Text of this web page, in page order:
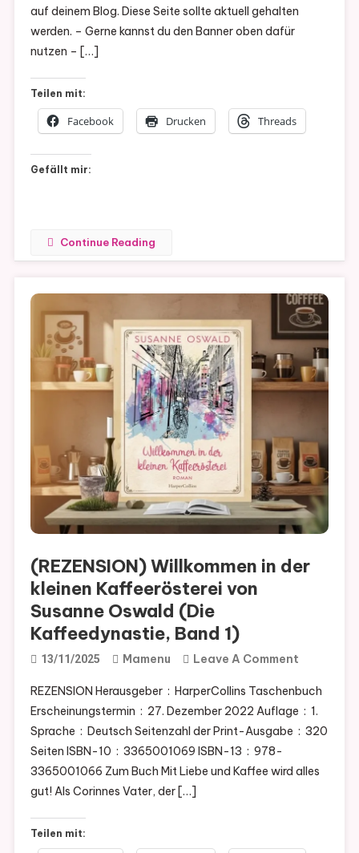
auf deinem Blog. Diese Seite sollte aktuell gehalten
werden. – Gerne kannst du den Banner oben dafür
nutzen – […]
Teilen mit:
Facebook Drucken Threads
Gefällt mir:
Continue Reading
(REZENSION) Willkommen in der
kleinen Kaffeerösterei von
Susanne Oswald (Die
Kaffeedynastie, Band 1)
13/11/2025 Mamenu Leave A CommentOn
In
Der
REZENSION Herausgeber ‏ : ‎ HarperCollins Taschenbuch
Erscheinungstermin ‏ : ‎ 27. Dezember 2022 Auflage ‏ : ‎ 1.
Sprache ‏ : ‎ Deutsch Seitenzahl der Print-Ausgabe ‏ : ‎ 320
Seiten ISBN-10 ‏ : ‎ 3365001069 ISBN-13 ‏ : ‎ 978-
3365001066 Zum Buch Mit Liebe und Kaffee wird alles
gut! Als Corinnes Vater, der […]
Teilen mit: